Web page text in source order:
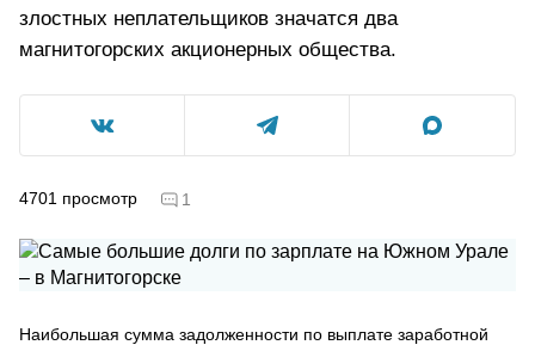
злостных неплательщиков значатся два
магнитогорских акционерных общества.
4701 просмотр 1
Наибольшая сумма задолженности по выплате заработной